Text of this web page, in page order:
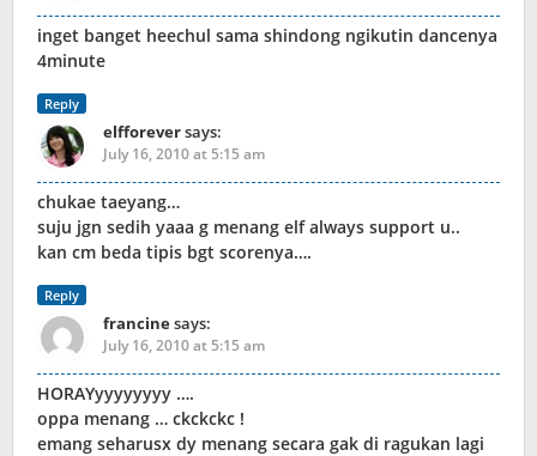
inget banget heechul sama shindong ngikutin dancenya
4minute
Reply
elfforeversays:
July 16, 2010 at 5:15 am
chukae taeyang…
suju jgn sedih yaaa g menang elf always support u..
kan cm beda tipis bgt scorenya….
Reply
francinesays:
July 16, 2010 at 5:15 am
HORAYyyyyyyyy ….
oppa menang … ckckckc !
emang seharusx dy menang secara gak di ragukan lagi